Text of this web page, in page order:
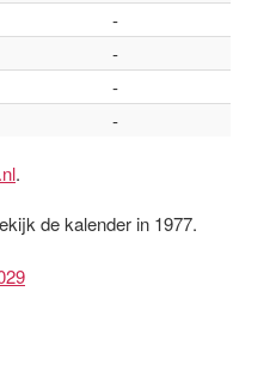
-
-
-
-
.
de kalender in 1977.